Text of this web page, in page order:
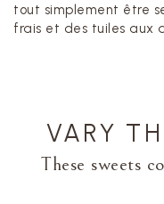
tout simplement être
frais et des tuiles aux
VARY
These sweets